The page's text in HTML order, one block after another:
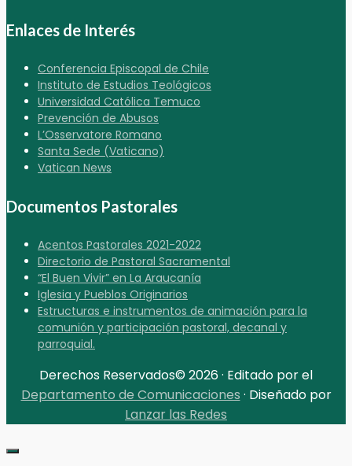
Enlaces de Interés
Conferencia Episcopal de Chile
Instituto de Estudios Teológicos
Universidad Católica Temuco
Prevención de Abusos
L’Osservatore Romano
Santa Sede (Vaticano)
Vatican News
Documentos Pastorales
Acentos Pastorales 2021-2022
Directorio de Pastoral Sacramental
“El Buen Vivir” en La Araucanía
Iglesia y Pueblos Originarios
Estructuras e instrumentos de animación para la
comunión y participación pastoral, decanal y
parroquial.
Derechos Reservados© 2026 · Editado por el
Departamento de Comunicaciones · Diseñado por
Lanzar las Redes